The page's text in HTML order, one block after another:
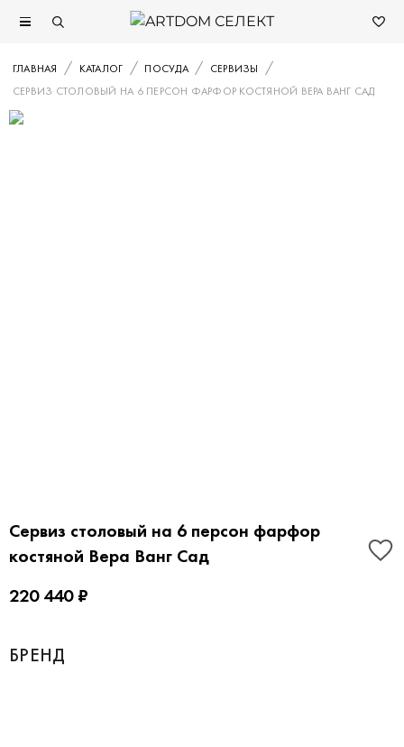
ГЛАВНАЯ КАТАЛОГ ПОСУДА
СЕРВИЗЫ
СЕРВИЗ СТОЛОВЫЙ НА 6 ПЕРСОН ФАРФОР КОСТЯНОЙ ВЕРА ВАНГ САД
Сервиз столовый на 6 персон фарфор
костяной Вера Ванг Сад
220 440 ₽
БРЕНД